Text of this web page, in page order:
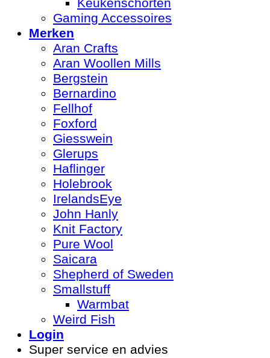
Keukenschorten
Gaming Accessoires
Merken
Aran Crafts
Aran Woollen Mills
Bergstein
Bernardino
Fellhof
Foxford
Giesswein
Glerups
Haflinger
Holebrook
IrelandsEye
John Hanly
Knit Factory
Pure Wool
Saicara
Shepherd of Sweden
Smallstuff
Warmbat
Weird Fish
Login
Super service en advies